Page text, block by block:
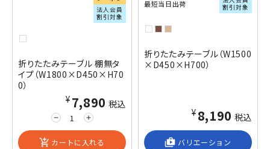
法人会員
割引対象
折りたたみテーブル 棚無タ
イプ（W1800×D450×H70
0）
remove add
¥7,890 税込
add_shopping_cart カートに入れる
割引対象
最短当日出荷
折りたたみテーブル（W1500
×D450×H700）
¥8,190 税込
shop_2 バリエーション